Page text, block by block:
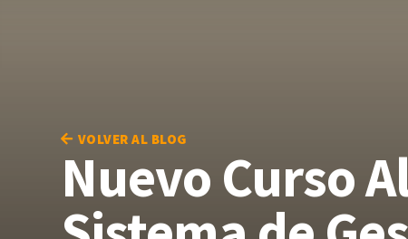
VOLVER AL BLOG
Nuevo Curso